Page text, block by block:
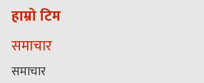
हाम्रो टिम
समाचार
समाचार